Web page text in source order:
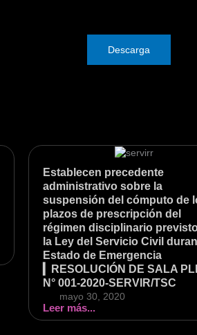
Descarga
Establecen precedente
administrativo sobre la
suspensión del cómputo de
plazos de prescripción del
régimen disciplinario
la Ley del Servicio Civil
Estado de Emergencia
▎RESOLUCIÓN DE SALA
N° 001-2020-SERVIR/TSC
mayo 30, 2020
Leer más...